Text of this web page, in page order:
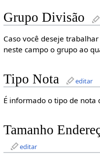
Grupo Divisão
Caso você deseje
neste campo o grupo ao
Tipo Nota editar
É informado o tipo de nota
Tamanho
editar